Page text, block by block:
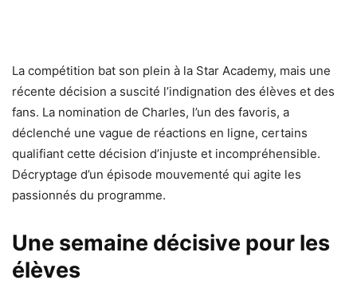
La compétition bat son plein à la Star Academy, mais une
récente décision a suscité l’indignation des élèves et des
fans. La nomination de Charles, l’un des favoris, a
déclenché une vague de réactions en ligne, certains
qualifiant cette décision d’injuste et incompréhensible.
Décryptage d’un épisode mouvementé qui agite les
passionnés du programme.
Une semaine décisive pour les
élèves